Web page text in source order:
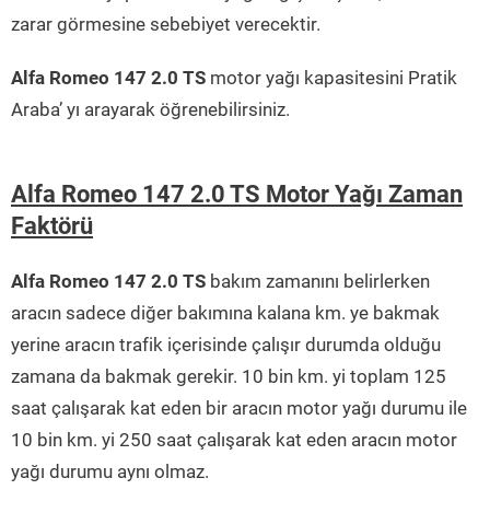
zarar görmesine sebebiyet verecektir.
Alfa Romeo 147 2.0 TS motor yağı kapasitesini Pratik
Araba’ yı arayarak öğrenebilirsiniz.
Alfa Romeo 147 2.0 TS Motor Yağı Zaman
Faktörü
Alfa Romeo 147 2.0 TS bakım zamanını belirlerken
aracın sadece diğer bakımına kalana km. ye bakmak
yerine aracın trafik içerisinde çalışır durumda olduğu
zamana da bakmak gerekir. 10 bin km. yi toplam 125
saat çalışarak kat eden bir aracın motor yağı durumu ile
10 bin km. yi 250 saat çalışarak kat eden aracın motor
yağı durumu aynı olmaz.